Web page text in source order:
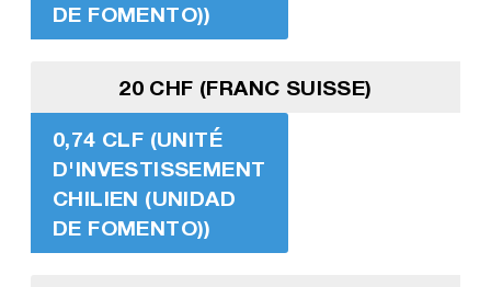
DE FOMENTO))
20 CHF (FRANC SUISSE)
0,74 CLF (UNITÉ
D'INVESTISSEMENT
CHILIEN (UNIDAD
DE FOMENTO))